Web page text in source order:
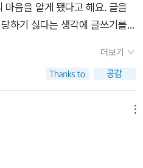
마음을 알게 됐다고 해요. 글을
하기 싫다는 생각에 글쓰기를
는 점에서 배워야 해요.이 책은
론과 실전을 알려주는 글쓰기
가고 자신의 생각을 많은 사람
구가 될 수 있어요. 글쓰기는 성
라는 점에서 학생뿐 아니라 청
더보기